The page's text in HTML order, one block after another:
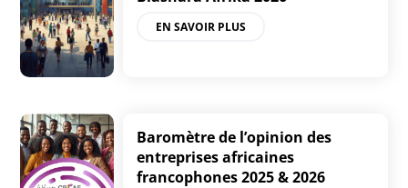
EN SAVOIR PLUS
Baromètre de l’opinion des
entreprises africaines
francophones 2025 & 2026